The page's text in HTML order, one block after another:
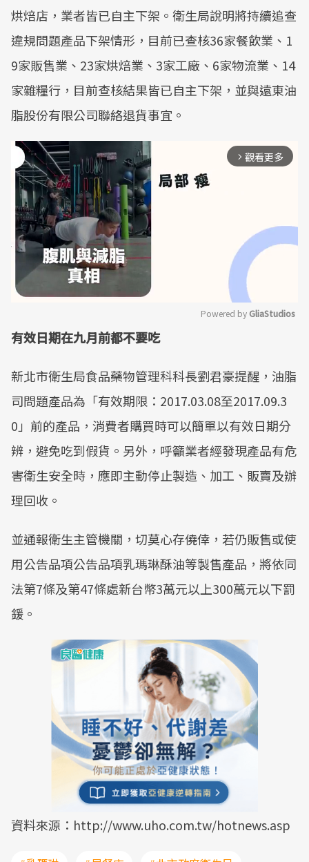
烘焙店，業者皆已自主下架。衛生局說明將持續追查
違規問題產品下架情形，目前已查核36家餐飲業、1
9家販售業、23家烘焙業、3家工廠、6家物流業、14
家雜糧行，目前查核結果皆已自主下架，並與遠東油
脂股份有限公司聯絡退貨事宜。
arrow_forward_ios 觀看更多
Powered by GliaStudios
有效日期在九月前都不要吃
新北市衛生局食品藥物管理科科長劉君豪提醒，油脂
司問題產品為「有效期限：2017.03.08至2017.09.3
0」前的產品，消費者購買時可以簡單以有效日期分
辨，避免吃到假貨。另外，呼籲業者經發現產品有危
害衛生安全時，應即主動停止製造、加工、販賣及辦
理回收。
並通報衛生主管機關，切莫心存僥倖，若仍販售或使
用公告品項公告品項乳瑪琳酥油等製售產品，將依同
法第7條及第47條處新台幣3萬元以上300萬元以下罰
鍰。
資料來源：http://www.uho.com.tw/hotnews.asp